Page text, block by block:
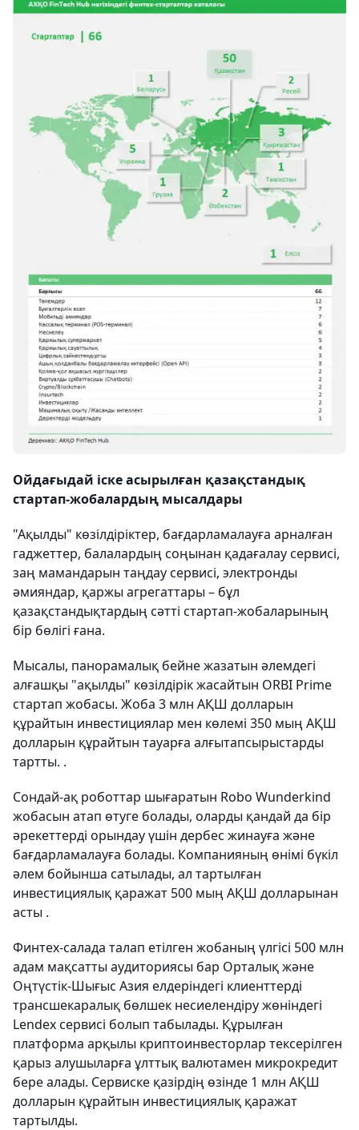
Ойдағыдай іске асырылған қазақстандық
стартап-жобалардың мысалдары
"Ақылды" көзілдіріктер, бағдарламалауға арналған
гаджеттер, балалардың соңынан қадағалау сервисі,
заң мамандарын таңдау сервисі, электронды
әмияндар, қаржы агрегаттары – бұл
қазақстандықтардың сәтті стартап-жобаларының
бір бөлігі ғана.
Мысалы, панорамалық бейне жазатын әлемдегі
алғашқы "ақылды" көзілдірік жасайтын ORBI Prime
стартап жобасы. Жоба 3 млн АҚШ долларын
құрайтын инвестициялар мен көлемі 350 мың АҚШ
долларын құрайтын тауарға алғытапсырыстарды
тартты. .
Сондай-ақ роботтар шығаратын Robo Wunderkind
жобасын атап өтуге болады, оларды қандай да бір
әрекеттерді орындау үшін дербес жинауға және
бағдарламалауға болады. Компанияның өнімі бүкіл
әлем бойынша сатылады, ал тартылған
инвестициялық қаражат 500 мың АҚШ долларынан
асты .
Финтех-салада талап етілген жобаның үлгісі 500 млн
адам мақсатты аудиториясы бар Орталық және
Оңтүстік-Шығыс Азия елдеріндегі клиенттерді
трансшекаралық бөлшек несиелендіру жөніндегі
Lendex сервисі болып табылады. Құрылған
платформа арқылы криптоинвесторлар тексерілген
қарыз алушыларға ұлттық валютамен микрокредит
бере алады. Сервиске қазірдің өзінде 1 млн АҚШ
долларын құрайтын инвестициялық қаражат
тартылды.